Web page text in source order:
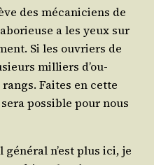
des méca­ni­ciens de
a les yeux sur
Si les ouvriers de
mil­liers d’ou­
Faites en cette
pos­sible pour nous
n’est plus ici, je